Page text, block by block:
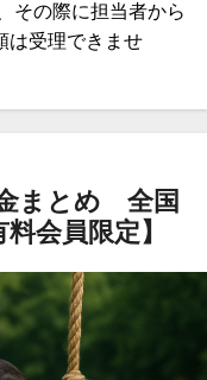
その際に担当者から
は受理できませ
まとめ 全国
会員限定】